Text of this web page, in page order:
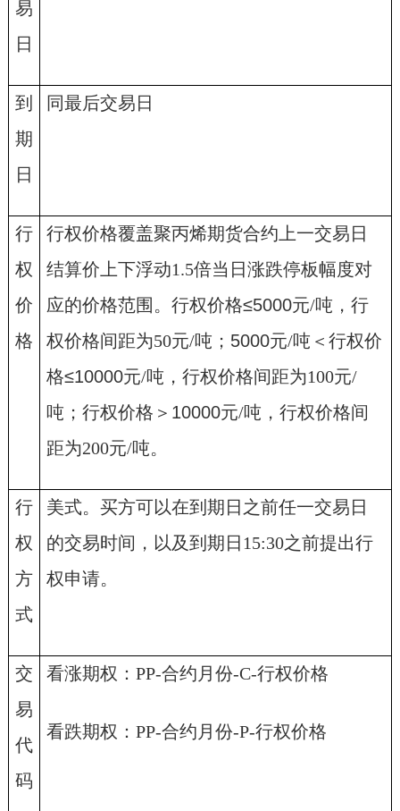
易
日
到
期
日
同最后交易日
行
权
价
格
行权价格覆盖聚丙烯期货合约上一交易日
结算价上下浮动1.5倍当日涨跌停板幅度对
应的价格范围。行权价格≤5000元/吨，行
权价格间距为50元/吨 ； 5000元/吨 ＜ 行权价
格≤10000元/吨，行权价格间距为100元/
吨 ； 行权价格 ＞ 10000元/吨 ， 行权价格间
距为200元/吨。
行
权
方
式
美式。买方可以在到期日之前任一交易日
的交易时间，以及到期日 15:30之前提出行
权申请。
交
易
代
码
看涨期权： PP-合约月份-C-行权价格
看跌期权： PP-合约月份-P-行权价格